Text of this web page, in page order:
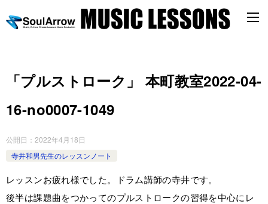
「プルストローク」 本町教室2022-04-
16-­no0007-­1049
公開日： 2022年4月18日
寺井和男先生のレッスンノート
レッスンお疲れ様でした。ドラム講師の寺井です。
後半は課題曲をつかってのプルストロークの習得を中心にレ